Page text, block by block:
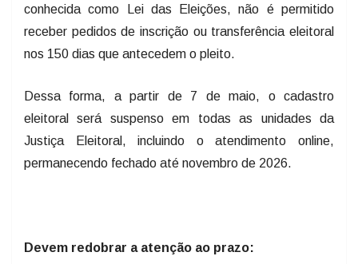
conhecida como Lei das Eleições, não é permitido
receber pedidos de inscrição ou transferência eleitoral
nos 150 dias que antecedem o pleito.
Dessa forma, a partir de 7 de maio, o cadastro
eleitoral será suspenso em todas as unidades da
Justiça Eleitoral, incluindo o atendimento online,
permanecendo fechado até novembro de 2026.
Devem redobrar a atenção ao prazo: